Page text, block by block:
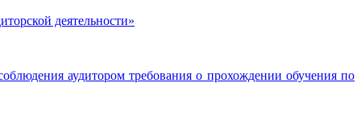
деятельности»
аудитором требования о прохождении обучения по